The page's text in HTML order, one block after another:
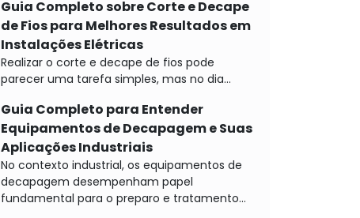
Guia Completo sobre Corte e Decape
de Fios para Melhores Resultados em
Instalações Elétricas
Realizar o corte e decape de fios pode
parecer uma tarefa simples, mas no dia...
Guia Completo para Entender
Equipamentos de Decapagem e Suas
Aplicações Industriais
No contexto industrial, os equipamentos de
decapagem desempenham papel
fundamental para o preparo e tratamento...